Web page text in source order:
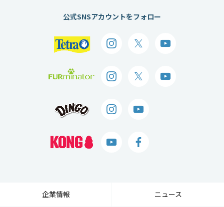
公式SNSアカウントをフォロー
企業情報 ニュース